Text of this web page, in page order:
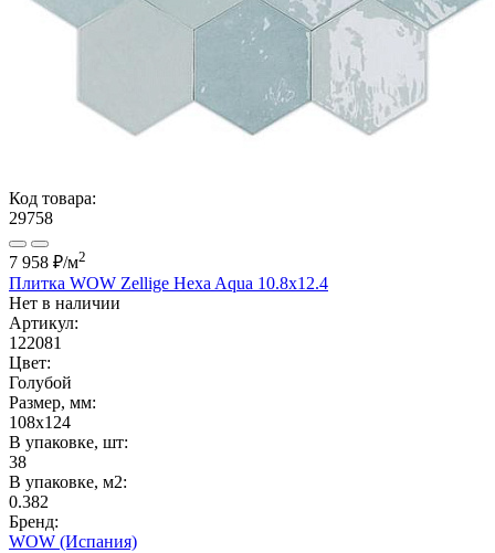
Код товара:
29758
7 958 ₽/м2
Плитка WOW Zellige Hexa Aqua 10.8x12.4
Нет в наличии
Артикул:
122081
Цвет:
Голубой
Размер, мм:
108x124
В упаковке, шт:
38
В упаковке, м2:
0.382
Бренд:
WOW (Испания)